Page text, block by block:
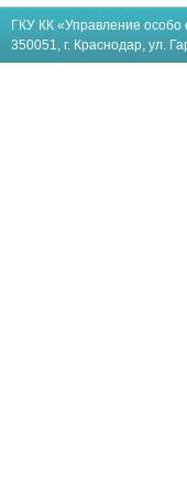
ГКУ КК «Управление
350051, г. Краснодар, ул.